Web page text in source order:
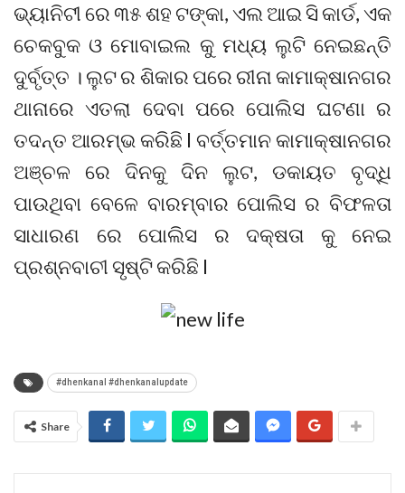
ଭ୍ୟାନିଟୀ ରେ ୩୫ ଶହ ଟଙ୍କା, ଏଲ ଆଇ ସି କାର୍ଡ, ଏକ
ଚେକବୁକ ଓ ମୋବାଇଲ କୁ ମଧ୍ୟ ଲୁଟି ନେଇଛନ୍ତି
ଦୁର୍ବୃତ୍ତ । ଲୁଟ ର ଶିକାର ପରେ ରୀନା କାମାକ୍ଷାନଗର
ଥାନାରେ ଏତଲା ଦେବା ପରେ ପୋଲିସ ଘଟଣା ର
ତଦନ୍ତ ଆରମ୍ଭ କରିଛି l ବର୍ତ୍ତମାନ କାମାକ୍ଷାନଗର
ଅଞ୍ଚଳ ରେ ଦିନକୁ ଦିନ ଲୁଟ, ଡକାୟତ ବୃଦ୍ଧି
ପାଉଥିବା ବେଳେ ବାରମ୍ବାର ପୋଲିସ ର ବିଫଳତା
ସାଧାରଣ ରେ ପୋଲିସ ର ଦକ୍ଷତା କୁ ନେଇ
ପ୍ରଶ୍ନବାଚୀ ସୃଷ୍ଟି କରିଛି l
#dhenkanal #dhenkanalupdate
Share